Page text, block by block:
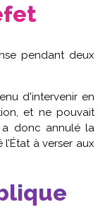
pendant deux
d'intervenir en
et ne pouvait
a donc annulé la
à verser aux